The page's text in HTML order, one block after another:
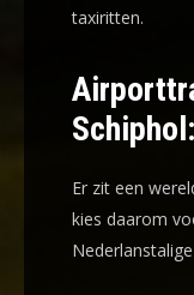
taxiritten.
Schiphol:
Er zit een
kies daarom